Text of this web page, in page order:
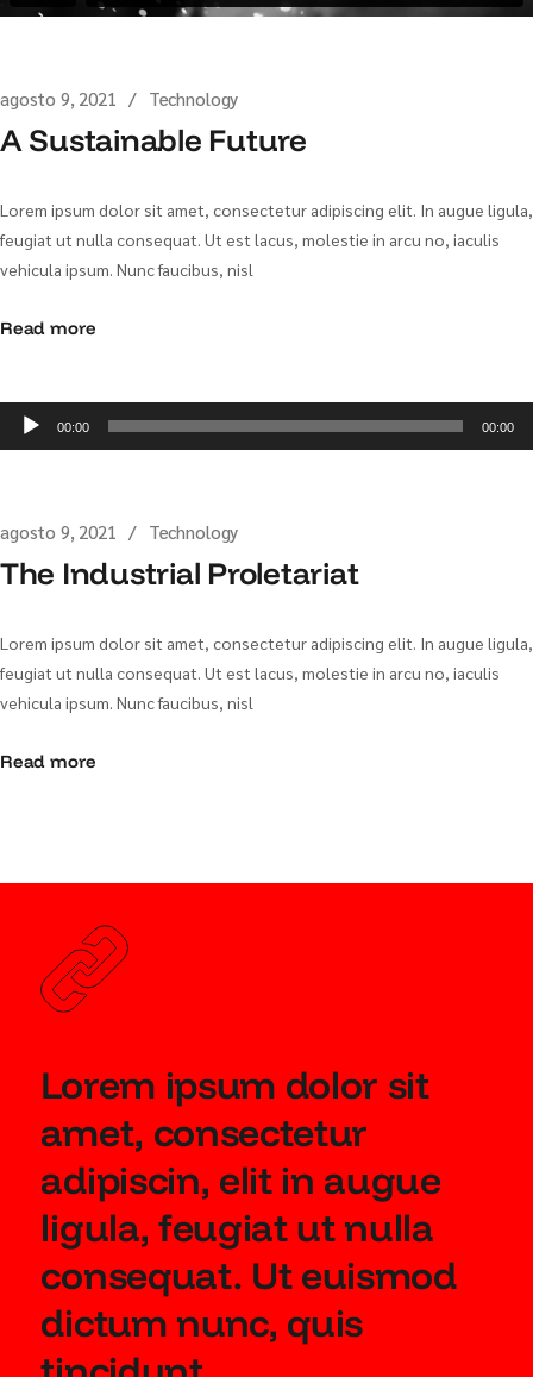
agosto 9, 2021 Technology
A Sustainable Future
Lorem ipsum dolor sit amet, consectetur adipiscing elit. In augue ligula,
feugiat ut nulla consequat. Ut est lacus, molestie in arcu no, iaculis
vehicula ipsum. Nunc faucibus, nisl
Read more
Reproductor
de
00:00 00:00
agosto 9, 2021 Technology
The Industrial Proletariat
Lorem ipsum dolor sit amet, consectetur adipiscing elit. In augue ligula,
feugiat ut nulla consequat. Ut est lacus, molestie in arcu no, iaculis
vehicula ipsum. Nunc faucibus, nisl
Read more
Lorem ipsum dolor sit
amet, consectetur
adipiscin, elit in augue
ligula, feugiat ut nulla
consequat. Ut euismod
dictum nunc, quis